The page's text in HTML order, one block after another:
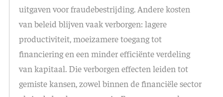
uitgaven voor fraudebestrijding. Andere kosten
van beleid blijven vaak verborgen: lagere
productiviteit, moeizamere toegang tot
financiering en een minder efficiënte verdeling
van kapitaal. Die verborgen effecten leiden tot
gemiste kansen, zowel binnen de financiële sector